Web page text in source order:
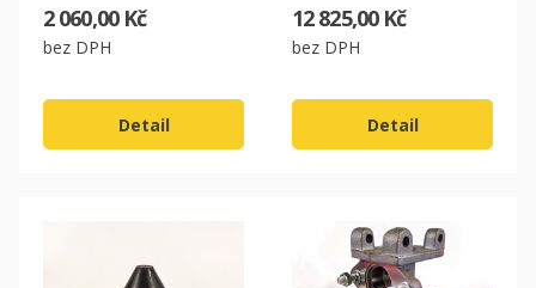
2 060,00 Kč
bez DPH
Detail
12 825,00 Kč
bez DPH
Detail